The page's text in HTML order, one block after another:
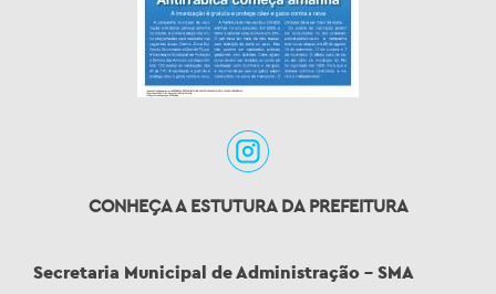
CONHEÇA A ESTUTURA DA PREFEITURA
Secretaria Municipal de Administração – SMA